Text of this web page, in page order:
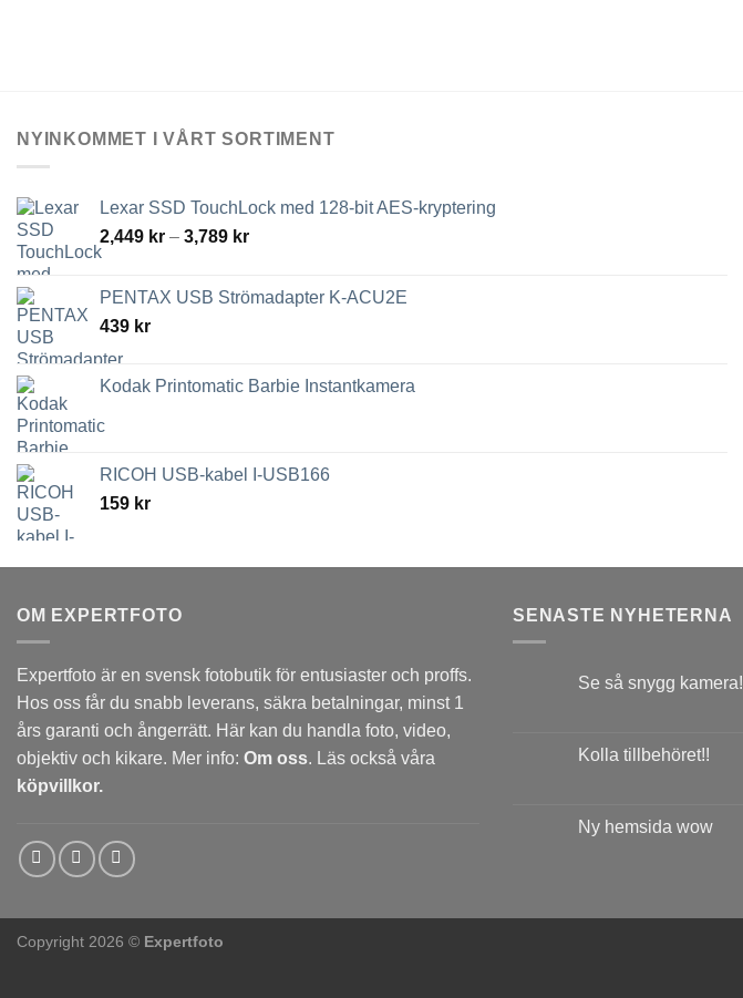
NYINKOMMET I VÅRT SORTIMENT
Lexar SSD TouchLock med 128-bit AES-kryptering
2,449 kr – 3,789 krPrisintervall:
3,789 kr
PENTAX USB Strömadapter K-ACU2E
439 kr
Kodak Printomatic Barbie Instantkamera
RICOH USB-kabel I-USB166
159 kr
OM EXPERTFOTO
Expertfoto är en svensk fotobutik för entusiaster och proffs.
Hos oss får du snabb leverans, säkra betalningar, minst 1
års garanti och ångerrätt. Här kan du handla foto, video,
objektiv och kikare. Mer info: Om oss. Läs också våra
köpvillkor.
SENASTE NYHETERNA
Se så snygg kamera!
Kolla tillbehöret!!
Ny hemsida wow
Copyright 2026 © Expertfoto